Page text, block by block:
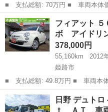
■ 支払総額: 70万円 ■ 車両本体価格： 499,000 円 ■ メーカー
名： フィアット ■ 車種名：
レ・ローザ 正規ディーラー車
Ｃ ドライブレコ...
兵庫 姫路市
フィアット
ボ アイドリ
378,000円
55,160km
2012
姫路市
■ 支払総額: 49.8万円 ■ 車両本体価格： 378,000 円 ■ メーカー
名： フィアット ■ 車種名：
ア ポップ ターボ アイドリン
兵庫 姫路市 その他
日野 デュト
ｔ ＡＴ 車